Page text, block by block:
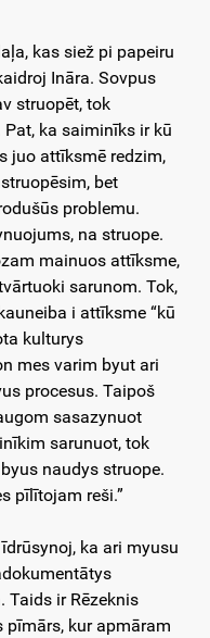
kas siež pi papeiru
Ināra. Sovpus
struopēt, tok
ka saiminīks ir kū
juo attīksmē redzim,
bet
problemu.
na struope.
mainuos attīksme,
sarunom. Tok,
i attīksme “kū
kulturys
mes varim byut ari
procesus. Taipoš
sasazynuot
sarunuot, tok
naudys struope.
pīlītojam reši.”
ka ari myusu
Taids ir Rēzeknis
pīmārs, kur apmāram